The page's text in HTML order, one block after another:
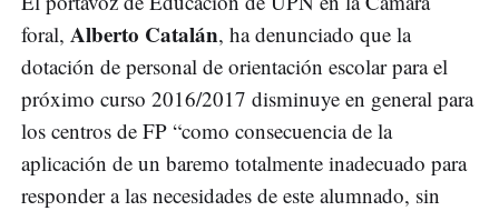
foral, Alberto Catalán, ha denunciado que la
dotación de personal de orientación escolar para el
próximo curso 2016/2017 disminuye en general para
los centros de FP “como consecuencia de la
aplicación de un baremo totalmente inadecuado para
responder a las necesidades de este alumnado, sin